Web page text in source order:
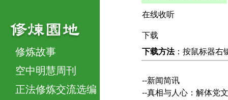
修炼故事
空中明慧周刊
正法修炼交流选编
在线收听
下载
下载方法：按鼠标器右
--新闻简讯
--真相与人心：解体党